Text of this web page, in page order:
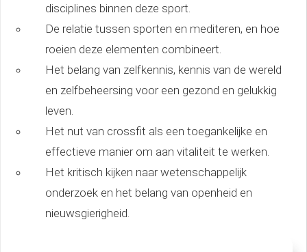
disciplines binnen deze sport.
De relatie tussen sporten en mediteren, en hoe
roeien deze elementen combineert.
Het belang van zelfkennis, kennis van de wereld
en zelfbeheersing voor een gezond en gelukkig
leven.
Het nut van crossfit als een toegankelijke en
effectieve manier om aan vitaliteit te werken.
Het kritisch kijken naar wetenschappelijk
onderzoek en het belang van openheid en
nieuwsgierigheid.